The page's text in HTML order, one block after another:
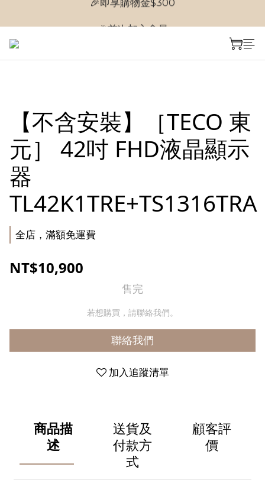
🎉首次加入會員
【不含安裝】［TECO 東
元］ 42吋 FHD液晶顯示
器
TL42K1TRE+TS1316TRA
全店，滿額免運費
NT$10,900
售完
若想購買，請聯絡我們。
聯絡我們
加入追蹤清單
商品描
述
送貨及
付款方
式
顧客評
價